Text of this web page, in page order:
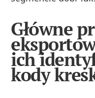
Główne
ich
kody